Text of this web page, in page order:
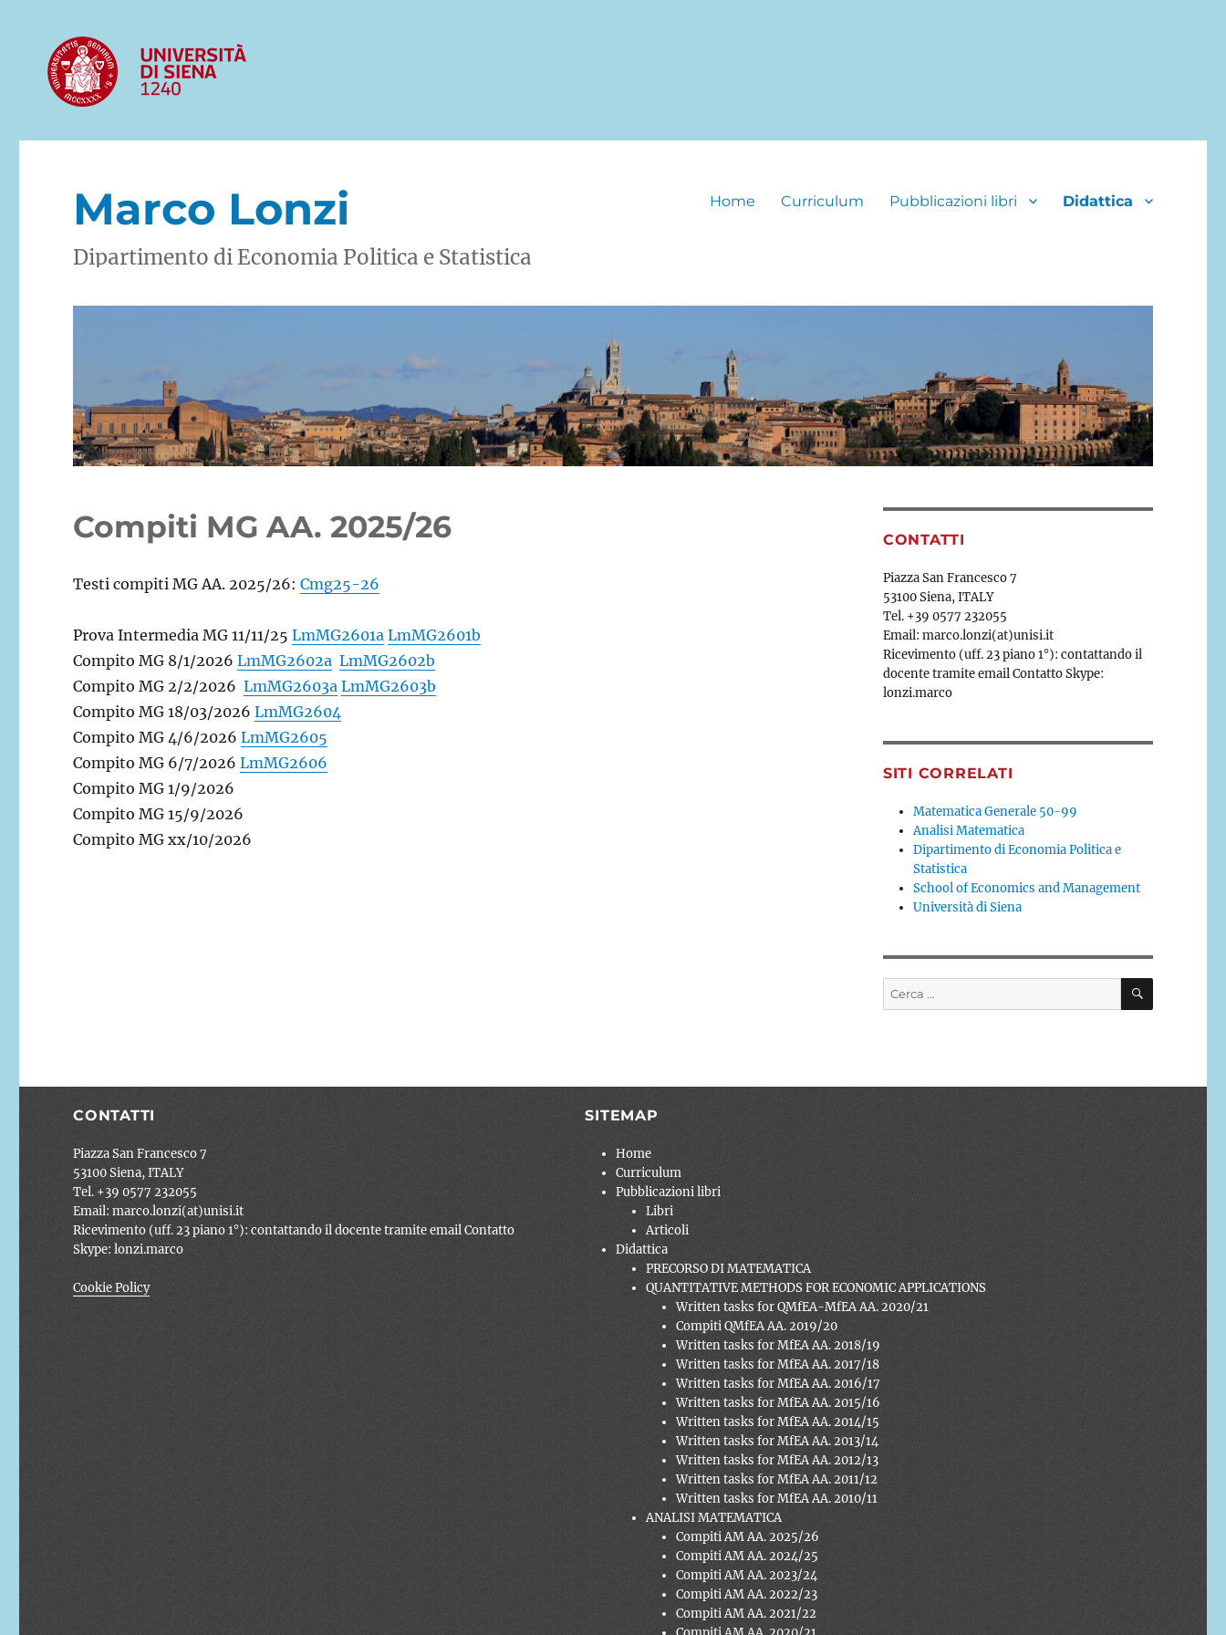
Marco Lonzi
Dipartimento di Economia Politica e Statistica
Home Curriculum Pubblicazioni libri Didattica
Compiti MG AA. 2025/26
Testi compiti MG AA. 2025/26:Cmg25-26
Prova Intermedia MG 11/11/25LmMG2601a LmMG2601b
Compito MG 8/1/2026LmMG2602a LmMG2602b
Compito MG 2/2/2026LmMG2603a LmMG2603b
Compito MG 18/03/2026LmMG2604
Compito MG 4/6/2026LmMG2605
Compito MG 6/7/2026LmMG2606
Compito MG 1/9/2026
Compito MG 15/9/2026
Compito MG xx/10/2026
CONTATTI
Piazza San Francesco 7
53100 Siena, ITALY
Tel. +39 0577 232055
Email: marco.lonzi(at)unisi.it
Ricevimento (uff. 23 piano 1°): contattando il
docente tramite email Contatto Skype:
lonzi.marco
SITI CORRELATI
Matematica Generale 50-99
Analisi Matematica
Dipartimento di Economia Politica e
Statistica
School of Economics and Management
Università di Siena
Cerca: CERCA
CONTATTI
Piazza San Francesco 7
53100 Siena, ITALY
Tel. +39 0577 232055
Email: marco.lonzi(at)unisi.it
Ricevimento (uff. 23 piano 1°): contattando il docente tramite email Contatto
Skype: lonzi.marco
Cookie Policy
SITEMAP
Home
Curriculum
Pubblicazioni libri
Libri
Articoli
Didattica
PRECORSO DI MATEMATICA
QUANTITATIVE METHODS FOR ECONOMIC APPLICATIONS
Written tasks for QMfEA-MfEA AA. 2020/21
Compiti QMfEA AA. 2019/20
Written tasks for MfEA AA. 2018/19
Written tasks for MfEA AA. 2017/18
Written tasks for MfEA AA. 2016/17
Written tasks for MfEA AA. 2015/16
Written tasks for MfEA AA. 2014/15
Written tasks for MfEA AA. 2013/14
Written tasks for MfEA AA. 2012/13
Written tasks for MfEA AA. 2011/12
Written tasks for MfEA AA. 2010/11
ANALISI MATEMATICA
Compiti AM AA. 2025/26
Compiti AM AA. 2024/25
Compiti AM AA. 2023/24
Compiti AM AA. 2022/23
Compiti AM AA. 2021/22